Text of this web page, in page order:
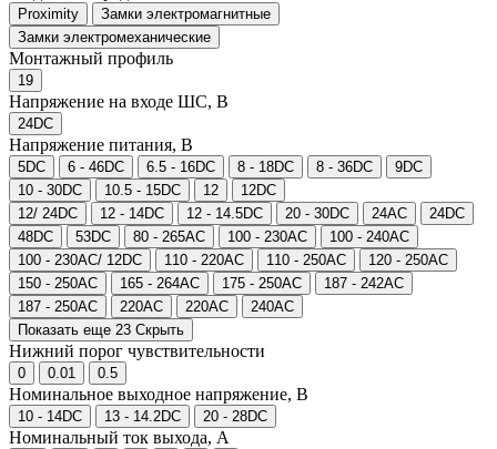
Proximity
Замки электромагнитные
Замки электромеханические
Монтажный профиль
19
Напряжение на входе ШС, В
24DC
Напряжение питания, В
5DC 6 - 46DC 6.5 - 16DC 8 - 18DC 8 - 36DC
9DC
10 - 30DC
10.5 - 15DC 12
12DC
12/ 24DC
12 - 14DC 12 - 14.5DC 20 - 30DC 24AC
24DC
48DC
53DC 80 - 265AC 100 - 230AC
100 - 240AC
100 - 230AC/ 12DC
110 - 220AC 110 - 250AC
120 - 250AC
150 - 250AC
165 - 264AC 175 - 250AC
187 - 242AC
187 - 250AC
220AC 220АС
240AC
Показать еще 23 Скрыть
Нижний порог чувствительности
0 0.01 0.5
Номинальное выходное напряжение, В
10 - 14DC 13 - 14.2DC 20 - 28DC
Номинальный ток выхода, А